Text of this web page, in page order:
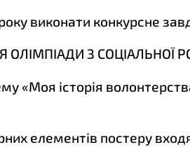
виконати конкурсне
ОЛІМПІАДИ З СОЦІАЛЬНОЇ
«Моя історія
елементів постеру